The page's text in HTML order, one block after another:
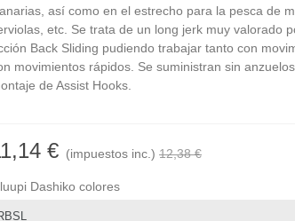
así como en el estrecho para la pesca de
etc. Se trata de un long jerk muy valorado
Back Sliding pudiendo trabajar tanto con
movimientos rápidos. Se suministran sin
de Assist Hooks.
€ (impuestos inc.) 12,38 €
Dashiko colores